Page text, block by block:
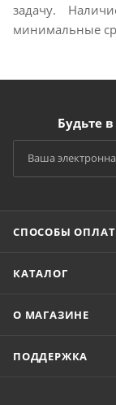
задачу.
минимальные
Будьте
СПОСОБЫ
КАТАЛОГ
О МАГАЗИНЕ
ПОДДЕРЖКА